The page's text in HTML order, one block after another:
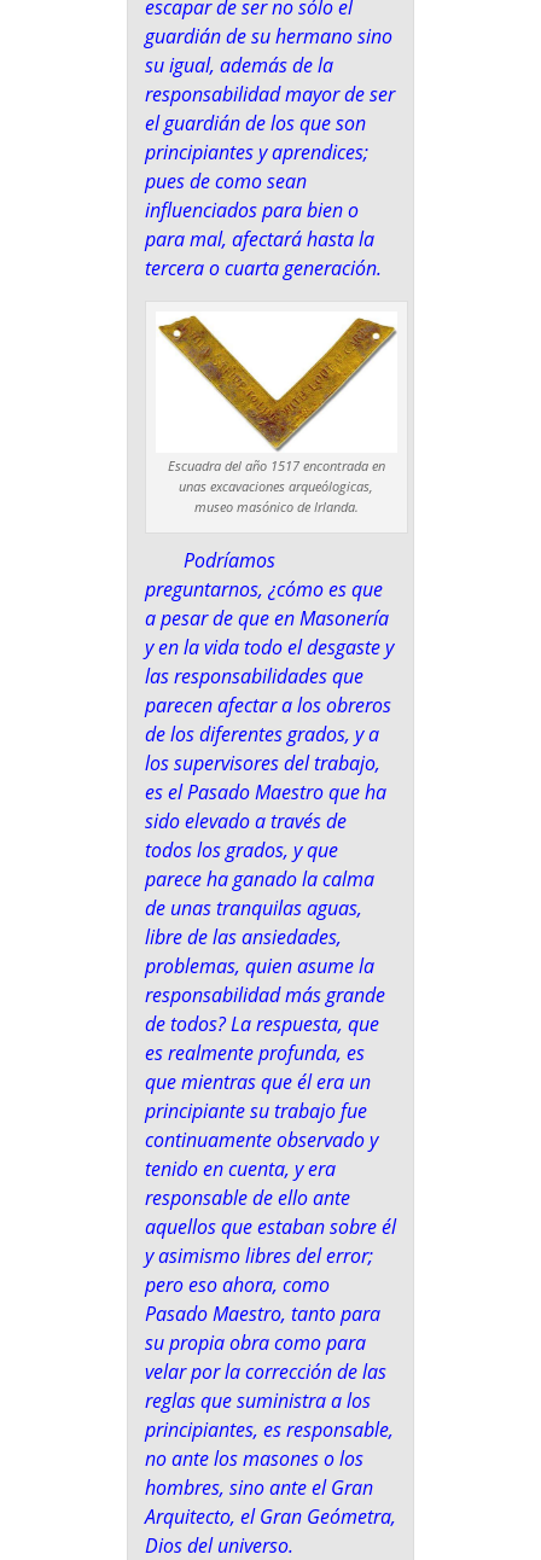
escapar de ser no sólo el
guardián de su hermano sino
su igual, además de la
responsabilidad mayor de ser
el guardián de los que son
principiantes y aprendices;
pues de como sean
influenciados para bien o
para mal, afectará hasta la
tercera o cuarta generación.
Escuadra del año 1517 encontrada en
unas excavaciones arqueólogicas,
museo masónico de Irlanda.
Podríamos
preguntarnos, ¿cómo es que
a pesar de que en Masonería
y en la vida todo el desgaste y
las responsabilidades que
parecen afectar a los obreros
de los diferentes grados, y a
los supervisores del trabajo,
es el Pasado Maestro que ha
sido elevado a través de
todos los grados, y que
parece ha ganado la calma
de unas tranquilas aguas,
libre de las ansiedades,
problemas, quien asume la
responsabilidad más grande
de todos? La respuesta, que
es realmente profunda, es
que mientras que él era un
principiante su trabajo fue
continuamente observado y
tenido en cuenta, y era
responsable de ello ante
aquellos que estaban sobre él
y asimismo libres del error;
pero eso ahora, como
Pasado Maestro, tanto para
su propia obra como para
velar por la corrección de las
reglas que suministra a los
principiantes, es responsable,
no ante los masones o los
hombres, sino ante el Gran
Arquitecto, el Gran Geómetra,
Dios del universo.